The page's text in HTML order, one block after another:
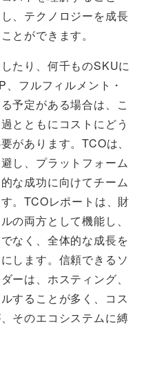
、テクノロジーを成長
とができます。
たり、何千ものSKUに
フルフィルメント・
予定がある場合は、こ
とともにコストにどう
があります。TCOは、
し、プラットフォーム
な成功に向けてチーム
。TCOレポートは、財
の両方として機能し、
なく、全体的な成長を
します。信頼できるソ
ーは、ホスティング、
することが多く、コス
そのエコシステムに縛